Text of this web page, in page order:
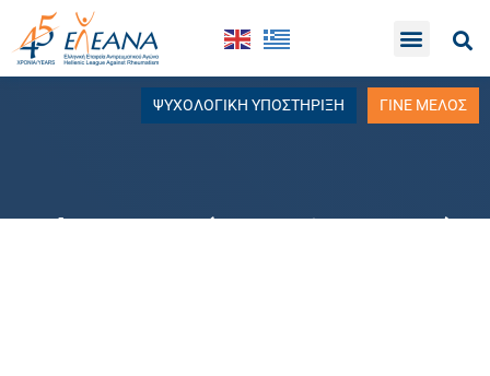
ΨΥΧΟΛΟΓΙΚΗ ΥΠΟΣΤΗΡΙΞΗ ΓΙΝΕ ΜΕΛΟΣ
Abatacept (Orencia*, BMS)